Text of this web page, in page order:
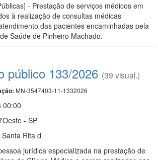
- Prestação de serviços médicos em
à realização de consultas médicas
das pacientes encaminhadas pela
Saúde de Pinheiro Machado.
público 133/2026 (39 visual.)
MN-3547403-11-1332026
00:00
- SP
Rita d
jurídica especializada na prestação de